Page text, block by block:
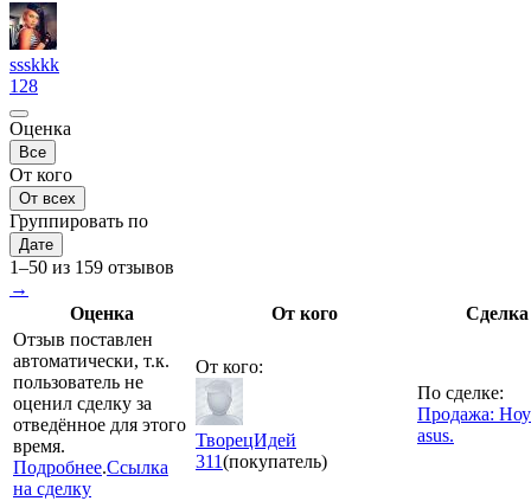
ssskkk
128
Оценка
Все
От кого
От всех
Группировать по
Дате
1–50 из 159 отзывов
→
Оценка
От кого
Сделка
Отзыв поставлен
автоматически, т.к.
пользователь не
оценил сделку за
отведённое для этого
время.
Подробнее.Ссылка
на сделку
От кого:
ТворецИдей
311(покупатель)
По сделке:
Продажа:
asus.